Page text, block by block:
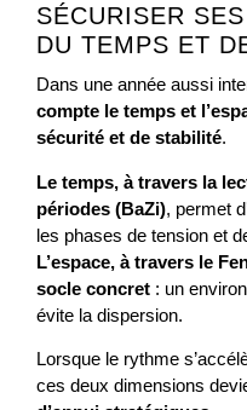
SÉCURISER
DU TEMPS ET
Dans une année aussi
compte le temps et
sécurité et de stabilité.
Le temps, à travers la
périodes (BaZi), permet
les phases de tension et
L’espace, à travers le
socle concret : un
évite la dispersion.
Lorsque le rythme
ces deux dimensions